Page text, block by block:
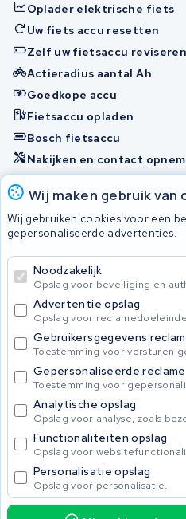
Wij maken gebruik van
Wij gebruiken cookies voor een
gepersonaliseerde advertenties.
Noodzakelijk
Opslag voor beveiliging en
Advertentie opslag
Opslag voor
Gebruikersgegevens
Toestemming voor versturen
Gepersonaliseerde reclame
Toestemming voor
Analytische opslag
Opslag voor analyse, zoals
Functionaliteiten opslag
Opslag voor
Personalisatie opslag
Opslag voor personalisatie.
Oplader elektrische fiets
Uw fiets accu resetten
Zelf uw fietsaccu
Actieradius aantal Ah
Goedkope accu
Fietsaccu opladen
Bosch fietsaccu
Nakijken en contact